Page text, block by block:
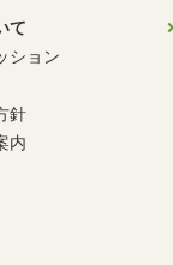
て
ション
針
内